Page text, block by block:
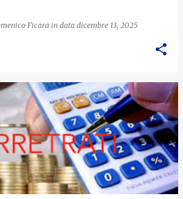
Ficara in data dicembre 13, 2025